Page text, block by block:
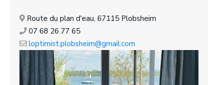
Route du plan d'eau, 67115 Plobsheim
07 68 26 77 65
loptimist.plobsheim@gmail.com